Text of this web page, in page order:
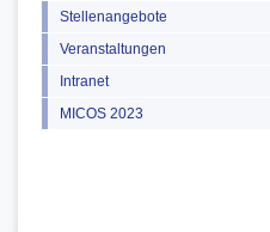
Stellenangebote
Veranstaltungen
Intranet
MICOS 2023